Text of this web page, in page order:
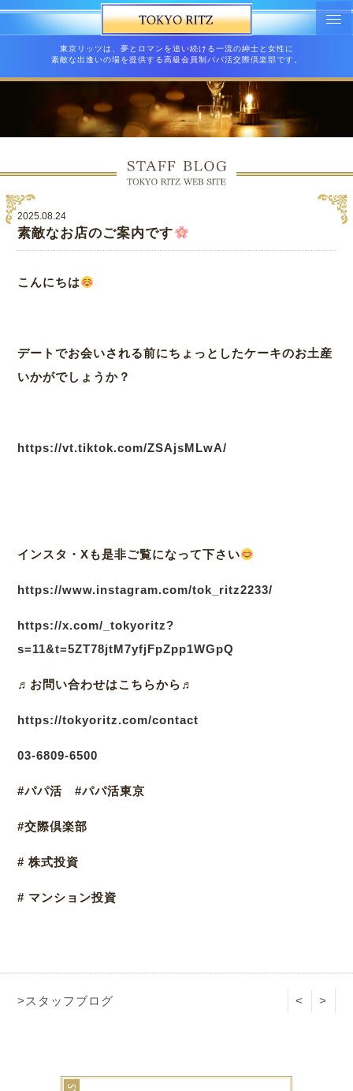
東京リッツは、夢とロマンを追い続ける一流の紳士と女性に
素敵な出逢いの場を提供する高級会員制パパ活交際倶楽部です。
2025.08.24
素敵なお店のご案内です
こんにちは
デートでお会いされる前にちょっとしたケーキのお土産
いかがでしょうか？
https://vt.tiktok.com/ZSAjsMLwA/
インスタ・Xも是非ご覧になって下さい
https://www.instagram.com/tok_ritz2233/
https://x.com/_tokyoritz?
s=11&t=5ZT78jtM7yfjFpZpp1WGpQ
♬ お問い合わせはこちらから♬
https://tokyoritz.com/contact
03-6809-6500
#パパ活 #パパ活東京
#交際倶楽部
# 株式投資
# マンション投資
>スタッフブログ < >